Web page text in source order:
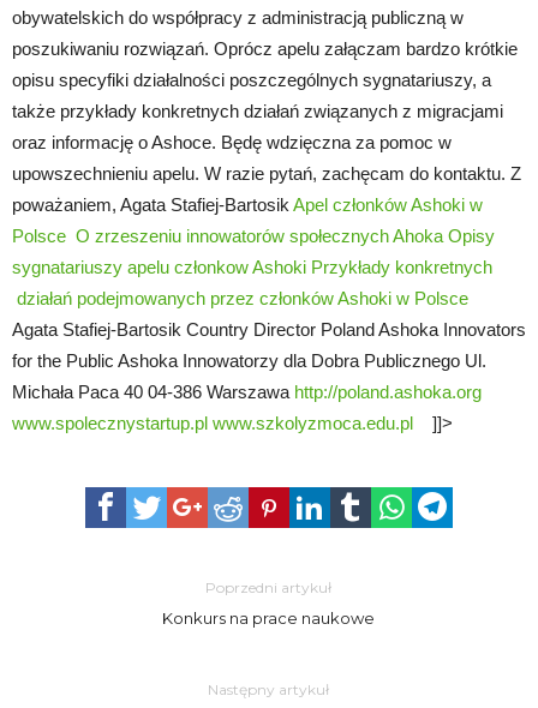
obywatelskich do współpracy z administracją publiczną w
poszukiwaniu rozwiązań. Oprócz apelu załączam bardzo krótkie
opisu specyfiki działalności poszczególnych sygnatariuszy, a
także przykłady konkretnych działań związanych z migracjami
oraz informację o Ashoce. Będę wdzięczna za pomoc w
upowszechnieniu apelu. W razie pytań, zachęcam do kontaktu. Z
poważaniem, Agata Stafiej-Bartosik Apel członków Ashoki w
Polsce O zrzeszeniu innowatorów społecznych Ahoka Opisy
sygnatariuszy apelu członkow Ashoki Przykłady konkretnych
działań podejmowanych przez członków Ashoki w Polsce
Agata Stafiej-Bartosik Country Director Poland Ashoka Innovators
for the Public Ashoka Innowatorzy dla Dobra Publicznego Ul.
Michała Paca 40 04-386 Warszawa http://poland.ashoka.org
www.spolecznystartup.pl www.szkolyzmoca.edu.pl ]]>
Poprzedni artykuł
Konkurs na prace naukowe
Następny artykuł